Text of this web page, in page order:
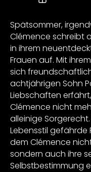
Spätsommer,
Clémence schreibt
in ihrem
Frauen auf. Mit
sich
achtjährigen Sohn
Liebschaften
Clémence nicht
alleinige
Lebensstil gefährde
dem Clémence
sondern auch ihre
Selbstbestimmung